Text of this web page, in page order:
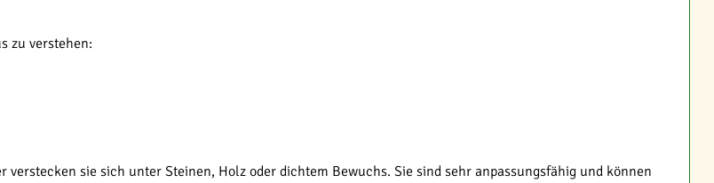
zu verstehen:
sie sich unter Steinen, Holz oder dichtem Bewuchs. Sie sind sehr anpassungsfähig und können